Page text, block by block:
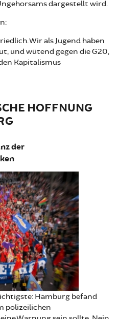
dargestellt wird.
Wir als Jugend haben
und wütend gegen die G20,
Kapitalismus
HOFFNUNG
der
Hamburg befand
polizeilichen